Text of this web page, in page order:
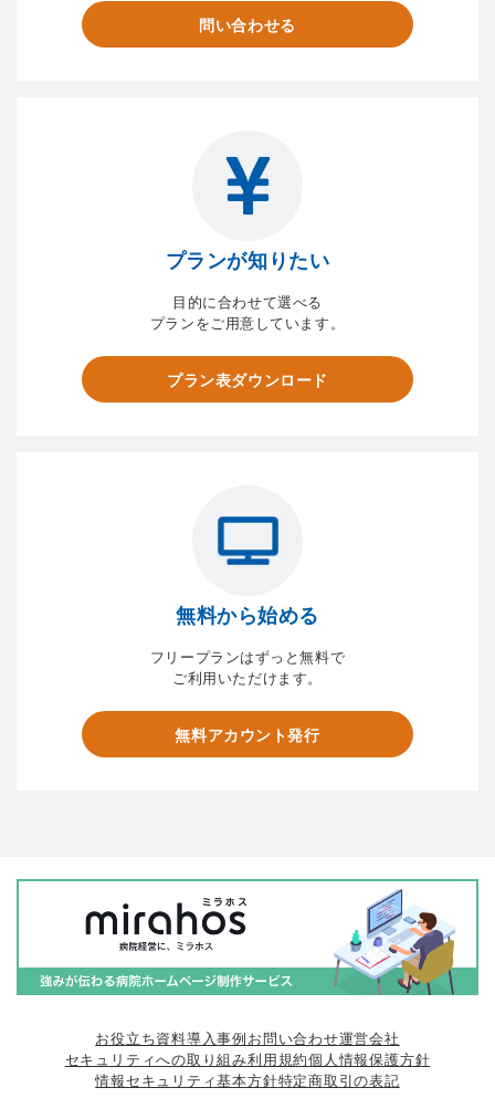
問い合わせる
プランが知りたい
目的に合わせて選べる
プランをご用意しています。
プラン表ダウンロード
無料から始める
フリープランはずっと無料で
ご利用いただけます。
無料アカウント発行
お役立ち資料導入事例 お問い合わせ運営会社
セキュリティへの取り組み利用規約個人情報保護方針
情報セキュリティ基本方針特定商取引の表記